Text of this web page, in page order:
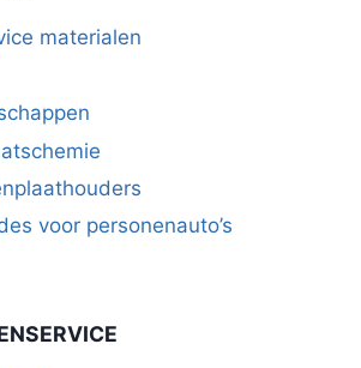
materialen
voor personenauto’s